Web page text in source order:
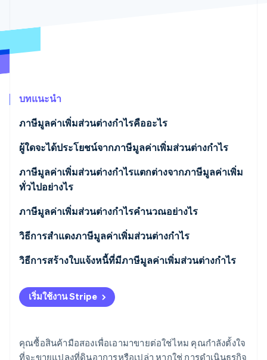
Climate
Stripe Sessions 2026
ดูว่า Stripe กำลังสร้างโครงสร้างพื้นฐานระบบเศรษฐกิจสำหรับ
AI อย่างไร
รับชมเลย
บทแนะนำ
ภาษีมูลค่าเพิ่มส่วนต่างกำไรคืออะไร
ผู้ใดจะได้ประโยชน์จากภาษีมูลค่าเพิ่มส่วนต่างกำไร
ข้อยกเว้น
ภาษีมูลค่าเพิ่มส่วนต่างกำไรแตกต่างจากภาษีมูลค่าเพิ่ม
ทั่วไปอย่างไร
ภาษีมูลค่าเพิ่มส่วนต่างกำไรคำนวณอย่างไร
การคำนวณเป็นรายกรณี
การคำนวณโดยรวม
วิธีการสำแดงภาษีมูลค่าเพิ่มส่วนต่างกำไร
วิธีการสร้างใบแจ้งหนี้ที่มีภาษีมูลค่าเพิ่มส่วนต่างกำไร
เริ่มใช้งาน Stripe
คุณซื้อสินค้ามือสองเพื่อเอามาขายต่อใช่ไหม คุณกำลังตั้งใจ
ที่จะขายแปลงที่ดินอาการหรือเปล่า หากใช่ การดำเนินธุรกิจ